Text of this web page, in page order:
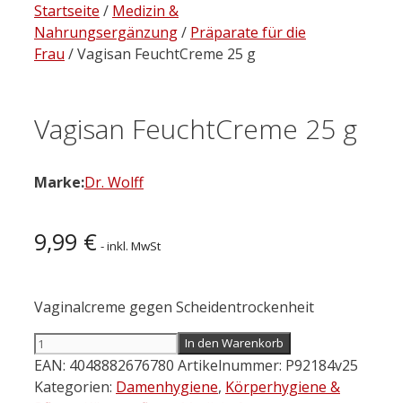
Startseite / Medizin &
Nahrungsergänzung/ Präparate für die
Frau / Vagisan FeuchtCreme 25 g
Vagisan FeuchtCreme 25 g
Marke:Dr. Wolff
9,99 € - inkl. MwSt
Vaginalcreme gegen Scheidentrockenheit
Vagisan
FeuchtCreme
25
In den Warenkorb
EAN: 4048882676780 Artikelnummer: P92184v25
Kategorien: Damenhygiene, Körperhygiene &